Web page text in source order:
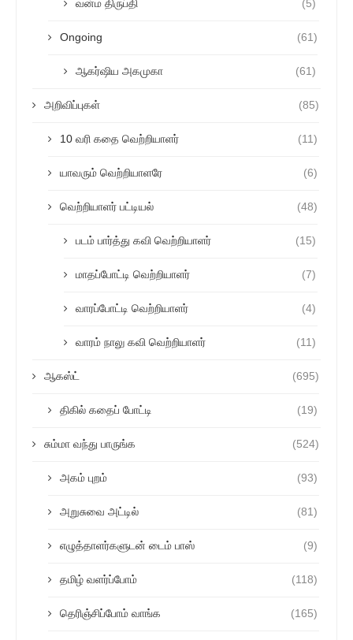
வன்ம திருப்தி (5)
Ongoing (61)
ஆகர்ஷிய அகமுகா (61)
அறிவிப்புகள் (85)
10 வரி கதை வெற்றியாளர் (11)
யாவரும் வெற்றியாளரே (6)
வெற்றியாளர் பட்டியல் (48)
படம் பார்த்து கவி வெற்றியாளர் (15)
மாதப்போட்டி வெற்றியாளர் (7)
வாரப்போட்டி வெற்றியாளர் (4)
வாரம் நாலு கவி வெற்றியாளர் (11)
ஆகஸ்ட் (695)
திகில் கதைப் போட்டி (19)
சும்மா வந்து பாருங்க (524)
அகம் புறம் (93)
அறுசுவை அட்டில் (81)
எழுத்தாளர்களுடன் டைம் பாஸ் (9)
தமிழ் வளர்ப்போம் (118)
தெரிஞ்சிப்போம் வாங்க (165)